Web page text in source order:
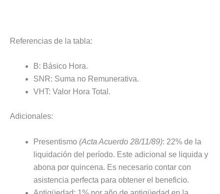
Referencias de la tabla:
B: Básico Hora.
SNR: Suma no Remunerativa.
VHT: Valor Hora Total.
Adicionales:
Presentismo (Acta Acuerdo 28/11/89): 22% de la
liquidación del período. Este adicional se liquida y
abona por quincena. Es necesario contar con
asistencia perfecta para obtener el beneficio.